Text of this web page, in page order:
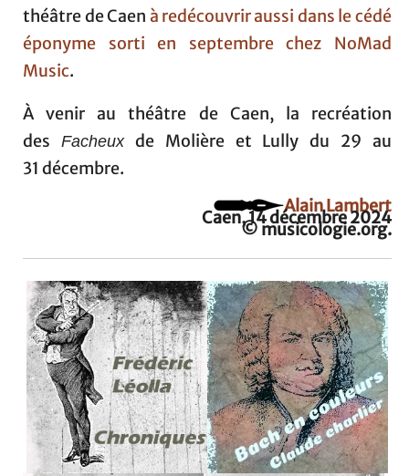
théâtre de Caen à redécouvrir aussi dans le cédé
éponyme sorti en septembre chez NoMad
Music.
À venir au théâtre de Caen, la recréation
desFacheuxde Molière et Lully du 29 au
31 décembre.
Alain Lambert
Caen, 14 décembre 2024
© musicologie.org.